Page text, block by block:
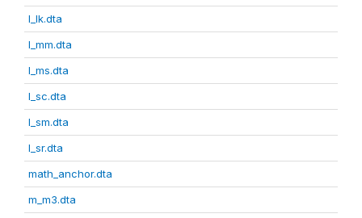
l_lk.dta
l_mm.dta
l_ms.dta
l_sc.dta
l_sm.dta
l_sr.dta
math_anchor.dta
m_m3.dta